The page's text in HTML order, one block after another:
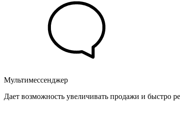
Мультимессенджер
Дает возможность увеличивать продажи и быстро